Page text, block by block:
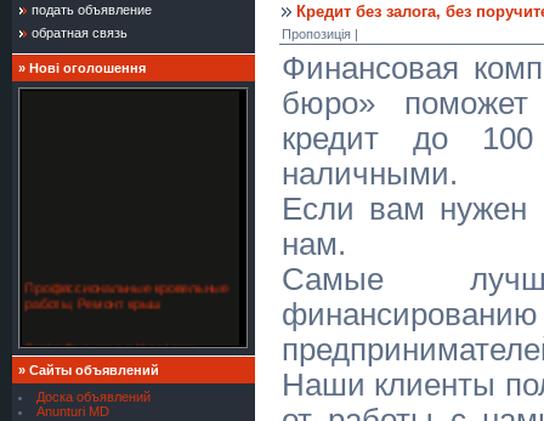
подать объявление
обратная связь
» Нові оголошення
Профессиональные кровельные
работы, Ремонт крыш
Стрільба з лука в Києві для
спортсменів — точність,
координація, концентрація
» Сайты объявлений
Доска объявлений
Anunturi MD
Кредит без залога, без
Пропозиція |
Финансовая
бюро»
кредит до
наличными.
Если вам нужен
нам.
Самые
Наши клиенты